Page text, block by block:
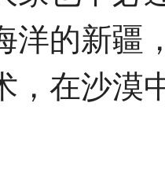
洋的新疆
，在沙漠